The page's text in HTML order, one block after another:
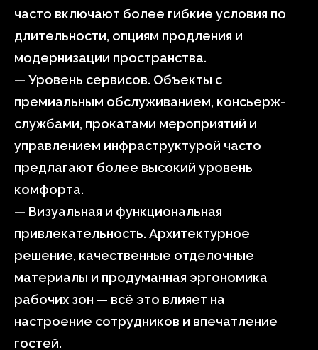
часто включают более гибкие условия по
длительности, опциям продления и
модернизации пространства.
— Уровень сервисов. Объекты с
премиальным обслуживанием, консьерж-
службами, прокатами мероприятий и
управлением инфраструктурой часто
предлагают более высокий уровень
комфорта.
— Визуальная и функциональная
привлекательность. Архитектурное
решение, качественные отделочные
материалы и продуманная эргономика
рабочих зон — всё это влияет на
настроение сотрудников и впечатление
гостей.